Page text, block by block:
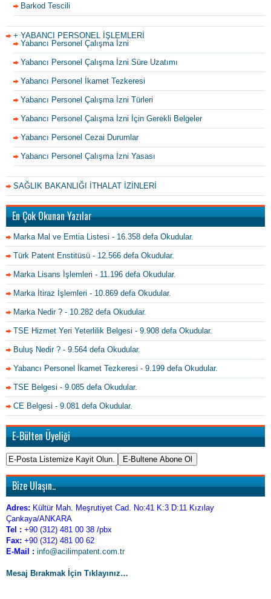
Barkod Tescili
+ YABANCI PERSONEL İŞLEMLERİ
Yabancı Personel Çalışma İzni
Yabancı Personel Çalışma İzni Süre Uzatımı
Yabancı Personel İkamet Tezkeresi
Yabancı Personel Çalışma İzni Türleri
Yabancı Personel Çalışma İzni İçin Gerekli Belgeler
Yabancı Personel Cezai Durumlar
Yabancı Personel Çalışma İzni Yasası
SAĞLIK BAKANLIĞI İTHALAT İZİNLERİ
En Çok Okunan Yazılar
Marka Mal ve Emtia Listesi - 16.358 defa Okudular.
Türk Patent Enstitüsü - 12.566 defa Okudular.
Marka Lisans İşlemleri - 11.196 defa Okudular.
Marka İtiraz İşlemleri - 10.869 defa Okudular.
Marka Nedir ? - 10.282 defa Okudular.
TSE Hizmet Yeri Yeterlilik Belgesi - 9.908 defa Okudular.
Buluş Nedir ? - 9.564 defa Okudular.
Yabancı Personel İkamet Tezkeresi - 9.199 defa Okudular.
TSE Belgesi - 9.085 defa Okudular.
CE Belgesi - 9.081 defa Okudular.
E-Bülten Üyeliği
Bize Ulaşın..
Adres: Kültür Mah. Meşrutiyet Cad. No:41 K:3 D:11 Kızılay
Çankaya/ANKARA
Tel : +90 (312) 481 00 38 /pbx
Fax: +90 (312) 481 00 62
E-Mail : info@acilimpatent.com.tr
Mesaj Bırakmak İçin Tıklayınız…